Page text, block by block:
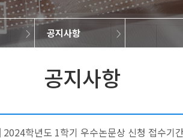
공지사항
학과소개
교과과정
학사정보
대학원
정보광장
공지사항
학과규정
취업정보
학과뉴스
갤러리
공지사항
2024학년도 1학기 우수논문상 신청 접수기